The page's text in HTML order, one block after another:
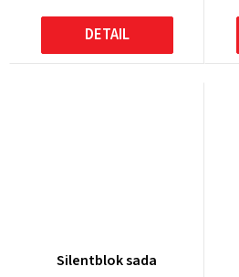
DETAIL
Silentblok sada